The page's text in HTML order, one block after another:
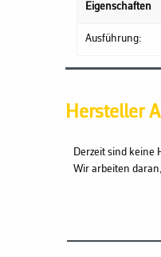
Eigenschaften
Ausführung:
Hersteller
Derzeit sind keine
Wir arbeiten